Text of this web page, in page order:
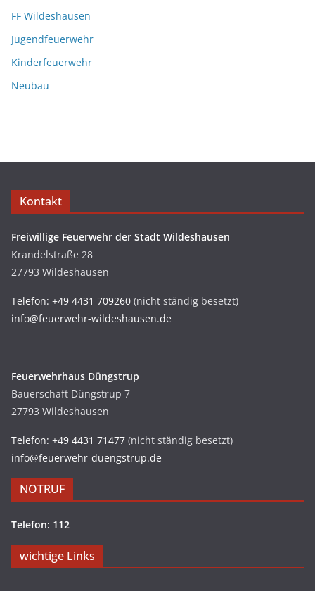
FF Wildeshausen
Jugendfeuerwehr
Kinderfeuerwehr
Neubau
Kontakt
Freiwillige Feuerwehr der Stadt Wildeshausen
Krandelstraße 28
27793 Wildeshausen
Telefon: +49 4431 709260 (nicht ständig besetzt)
info@feuerwehr-wildeshausen.de
Feuerwehrhaus Düngstrup
Bauerschaft Düngstrup 7
27793 Wildeshausen
Telefon: +49 4431 71477 (nicht ständig besetzt)
info@feuerwehr-duengstrup.de
NOTRUF
Telefon: 112
wichtige Links